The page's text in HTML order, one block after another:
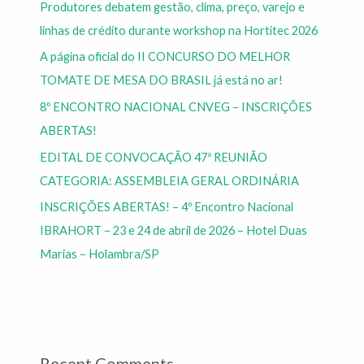
Produtores debatem gestão, clima, preço, varejo e
linhas de crédito durante workshop na Hortitec 2026
A página oficial do II CONCURSO DO MELHOR
TOMATE DE MESA DO BRASIL já está no ar!
8º ENCONTRO NACIONAL CNVEG – INSCRIÇÕES
ABERTAS!
EDITAL DE CONVOCAÇÃO 47ª REUNIÃO
CATEGORIA: ASSEMBLEIA GERAL ORDINÁRIA
INSCRIÇÕES ABERTAS! – 4º Encontro Nacional
IBRAHORT – 23 e 24 de abril de 2026 – Hotel Duas
Marias – Holambra/SP